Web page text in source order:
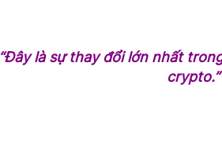
“Đây là sự thay đổi lớn nhất
crypto.”